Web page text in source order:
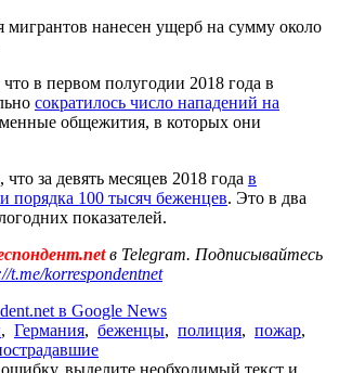
мигрантов нанесен ущерб на сумму около
в первом полугодии 2018 года в
сократилось число нападений на
общежития, в которых они
за девять месяцев 2018 года в
порядка 100 тысяч беженцев. Это в два
показателей.
в Telegram. Подписывайтесь
t.me/korrespondentnet
в Google News
, Германия, беженцы, полиция, пожар,
выделите необходимый текст и